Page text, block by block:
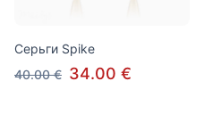
Серьги Spike
40.00 € 34.00 €